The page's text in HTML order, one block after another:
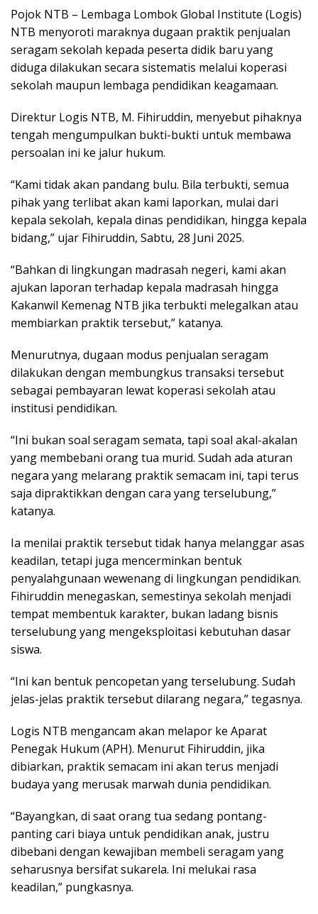
Pojok NTB – Lembaga Lombok Global Institute (Logis)
NTB menyoroti maraknya dugaan praktik penjualan
seragam sekolah kepada peserta didik baru yang
diduga dilakukan secara sistematis melalui koperasi
sekolah maupun lembaga pendidikan keagamaan.
Direktur Logis NTB, M. Fihiruddin, menyebut pihaknya
tengah mengumpulkan bukti-bukti untuk membawa
persoalan ini ke jalur hukum.
“Kami tidak akan pandang bulu. Bila terbukti, semua
pihak yang terlibat akan kami laporkan, mulai dari
kepala sekolah, kepala dinas pendidikan, hingga kepala
bidang,” ujar Fihiruddin, Sabtu, 28 Juni 2025.
“Bahkan di lingkungan madrasah negeri, kami akan
ajukan laporan terhadap kepala madrasah hingga
Kakanwil Kemenag NTB jika terbukti melegalkan atau
membiarkan praktik tersebut,” katanya.
Menurutnya, dugaan modus penjualan seragam
dilakukan dengan membungkus transaksi tersebut
sebagai pembayaran lewat koperasi sekolah atau
institusi pendidikan.
“Ini bukan soal seragam semata, tapi soal akal-akalan
yang membebani orang tua murid. Sudah ada aturan
negara yang melarang praktik semacam ini, tapi terus
saja dipraktikkan dengan cara yang terselubung,”
katanya.
Ia menilai praktik tersebut tidak hanya melanggar asas
keadilan, tetapi juga mencerminkan bentuk
penyalahgunaan wewenang di lingkungan pendidikan.
Fihiruddin menegaskan, semestinya sekolah menjadi
tempat membentuk karakter, bukan ladang bisnis
terselubung yang mengeksploitasi kebutuhan dasar
siswa.
“Ini kan bentuk pencopetan yang terselubung. Sudah
jelas-jelas praktik tersebut dilarang negara,” tegasnya.
Logis NTB mengancam akan melapor ke Aparat
Penegak Hukum (APH). Menurut Fihiruddin, jika
dibiarkan, praktik semacam ini akan terus menjadi
budaya yang merusak marwah dunia pendidikan.
“Bayangkan, di saat orang tua sedang pontang-
panting cari biaya untuk pendidikan anak, justru
dibebani dengan kewajiban membeli seragam yang
seharusnya bersifat sukarela. Ini melukai rasa
keadilan,” pungkasnya.